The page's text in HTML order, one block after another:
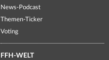
News-Podcast
Themen-Ticker
Voting
FFH-WELT